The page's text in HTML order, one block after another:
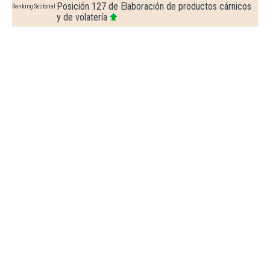
Ranking Sectorial
Posición 127 de Elaboración de productos cárnicos
y de volatería